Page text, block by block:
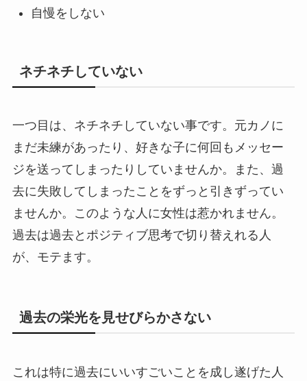
自慢をしない
ネチネチしていない
一つ目は、ネチネチしていない事です。元カノに
まだ未練があったり、好きな子に何回もメッセー
ジを送ってしまったりしていませんか。また、過
去に失敗してしまったことをずっと引きずってい
ませんか。このような人に女性は惹かれません。
過去は過去とポジティブ思考で切り替えれる人
が、モテます。
過去の栄光を見せびらかさない
これは特に過去にいいすごいことを成し遂げた人